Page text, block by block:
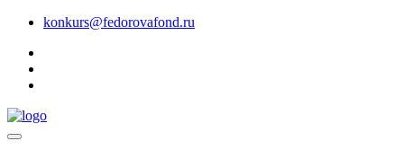
konkurs@fedorovafond.ru